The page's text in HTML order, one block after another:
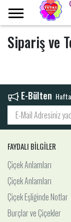
Sipariş ve Teslimat
Sipariş ve
E-Bülten
FAYDALI BİLGİLER
Çiçek Anlamları
Çiçek Anlamları
Çiçek Eşliğinde Notlar
Burçlar ve Çiçekler